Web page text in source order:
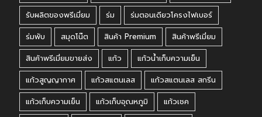
รับผลิตของพรีเมี่ยม
ร่ม
ร่มตอนเดียวโครงไฟเบอร์
ร่มพับ
สมุดโน๊ต สินค้า Premium
สินค้าพรีเมี่ยม
สินค้าพรีเมี่ยมขายส่ง
แก้ว
แก้วน้ำเก็บความเย็น
แก้วสูญญากาศ
แก้วสแตนเลส
แก้วสแตนเลส สกรีน
แก้วเก็บความเย็น
แก้วเก็บอุณหภูมิ
แก้วเชค